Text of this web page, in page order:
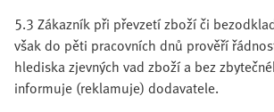
5.3 Zákazník při převzetí zboží či
však do pěti pracovních dnů prověří
hlediska zjevných vad zboží a bez
informuje (reklamuje) dodavatele.